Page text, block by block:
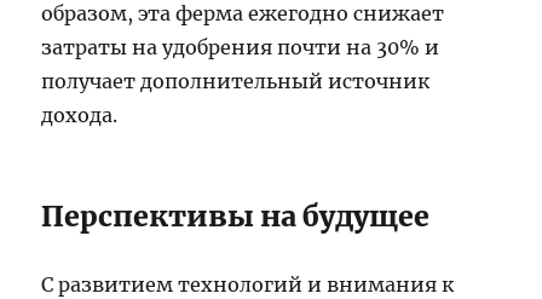
образом, эта ферма ежегодно снижает
затраты на удобрения почти на 30% и
получает дополнительный источник
дохода.
Перспективы на будущее
С развитием технологий и внимания к